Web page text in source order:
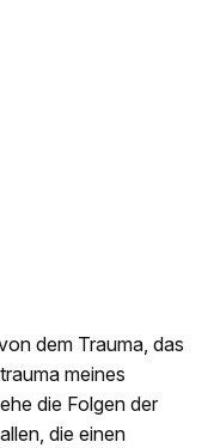
dem Trauma, das
meines
die Folgen der
die einen